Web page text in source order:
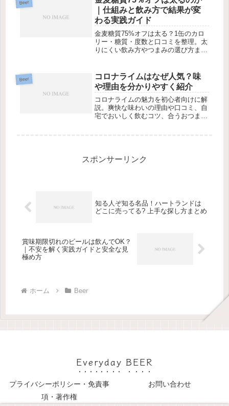
Beer
｜仕組みと飲み方で結果が変
わる実践ガイド
金麦糖質75%オフは太る？1缶のカロ
リー・糖質・度数と口コミを整理。太
りにくい飲み方やつまみの選び方まで
Beer
コロナライムはなぜ人気？味
や理由を分かりやすく紹介
コロナライムの魅力を初心者向けに解
説。爽快な味わいの理由や口コミ、自
宅でおいしく飲むコツ、合うおつまみ
スポンサーリンク
知る人ぞ知る名品！ハートランドは
どこに売ってる? 上手な探し方まとめ
賞味期限切れのビールは飲んでOK？
｜不安を解く実践ガイドと安全な見
極め方
ホーム Beer
Everyday BEER
プライバシーポリシー・免責事
項・著作権
お問い合わせ